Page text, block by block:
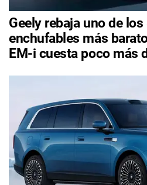
Geely rebaja uno de
enchufables más
EM-i cuesta poco más